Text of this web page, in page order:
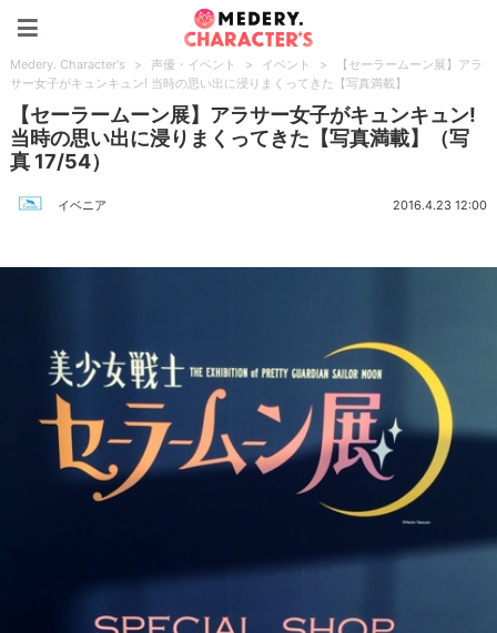
Medery. Character's > 声優・イベント > イベント >
【セーラームーン展】アラ
サー女子がキュンキュン! 当時の思い出に浸りまくってきた【写真満載】
【セーラームーン展】アラサー女子がキュンキュン!
当時の思い出に浸りまくってきた【写真満載】（写
真 17/54）
イベニア 2016.4.23 12:00